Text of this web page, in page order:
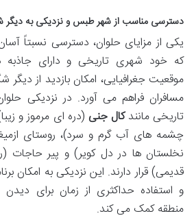
دسترسی مناسب از شهر طبس و نزدیکی به دیگر
یکی از مزایای حلوان، دسترسی نسبتاً
که خود شهری تاریخی و دارای
موقعیت جغرافیایی، امکان بازدید از
مسافران فراهم می آورد. در نزدیکی
تاریخی مانندکال جنی (دره ای مرموز و
چشمه های آب گرم و سرد)، روستای
نخلستان ها در دل کویر) و پیر حاجات
قدیمی) قرار دارند. این نزدیکی به امکان
و استفاده حداکثری از زمان برای
منطقه کمک می کند.